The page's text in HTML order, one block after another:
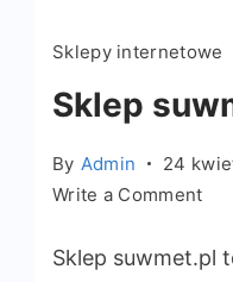
Sklepy internetowe
Sklep
By Admin
24
Write a Commenton
Sklep suwmet.pl